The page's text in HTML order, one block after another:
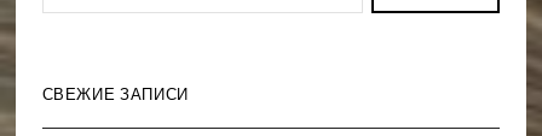
СВЕЖИЕ ЗАПИСИ